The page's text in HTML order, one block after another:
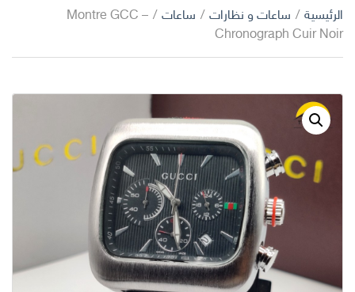
الرئيسية / ساعات و نظارات / ساعات /
Montre GCC –
Chronograph Cuir Noir